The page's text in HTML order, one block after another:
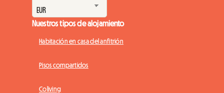
Nuestros tipos de alojamiento
Habitación en casa del anfitrión
Pisos compartidos
Coliving